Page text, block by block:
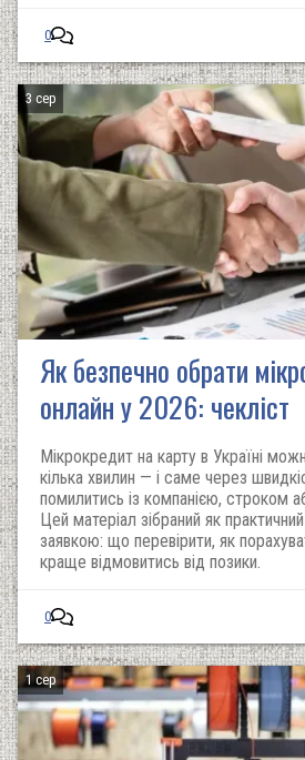
0
3 сер
Як безпечно обрати
онлайн у 2026: чекліст
Мікрокредит на карту в Україні
кілька хвилин — і саме через
помилитись із компанією, строком
Цей матеріал зібраний як
заявкою: що перевірити, як
краще відмовитись від позики.
0
1 сер